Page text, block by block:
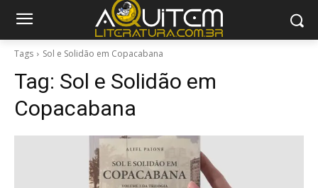
Tags Sol e Solidão em Copacabana
Tag: Sol e Solidão em
Copacabana